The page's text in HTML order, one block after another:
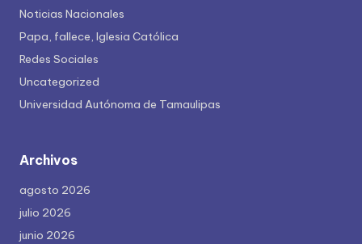
Noticias Nacionales
Papa, fallece, Iglesia Católica
Redes Sociales
Uncategorized
Universidad Autónoma de Tamaulipas
Archivos
agosto 2026
julio 2026
junio 2026